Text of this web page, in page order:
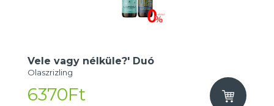
Vele vagy nélküle?' Duó
Olaszrizling
6370Ft